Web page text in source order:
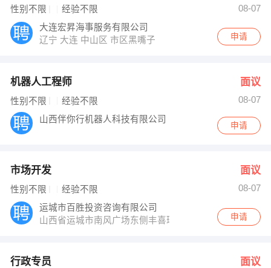
性别不限 经验不限
08-07
大连宏昇海事服务有限公司
辽宁 大连 中山区 市区黑嘴子
申请
机器人工程师 面议
性别不限 经验不限
08-07
山西伴你行机器人科技有限公司
申请
市场开发 面议
性别不限 经验不限
08-07
运城市百胜投资咨询有限公司
山西省运城市南风广场东侧丰喜环球财富大厦
申请
行政专员 面议